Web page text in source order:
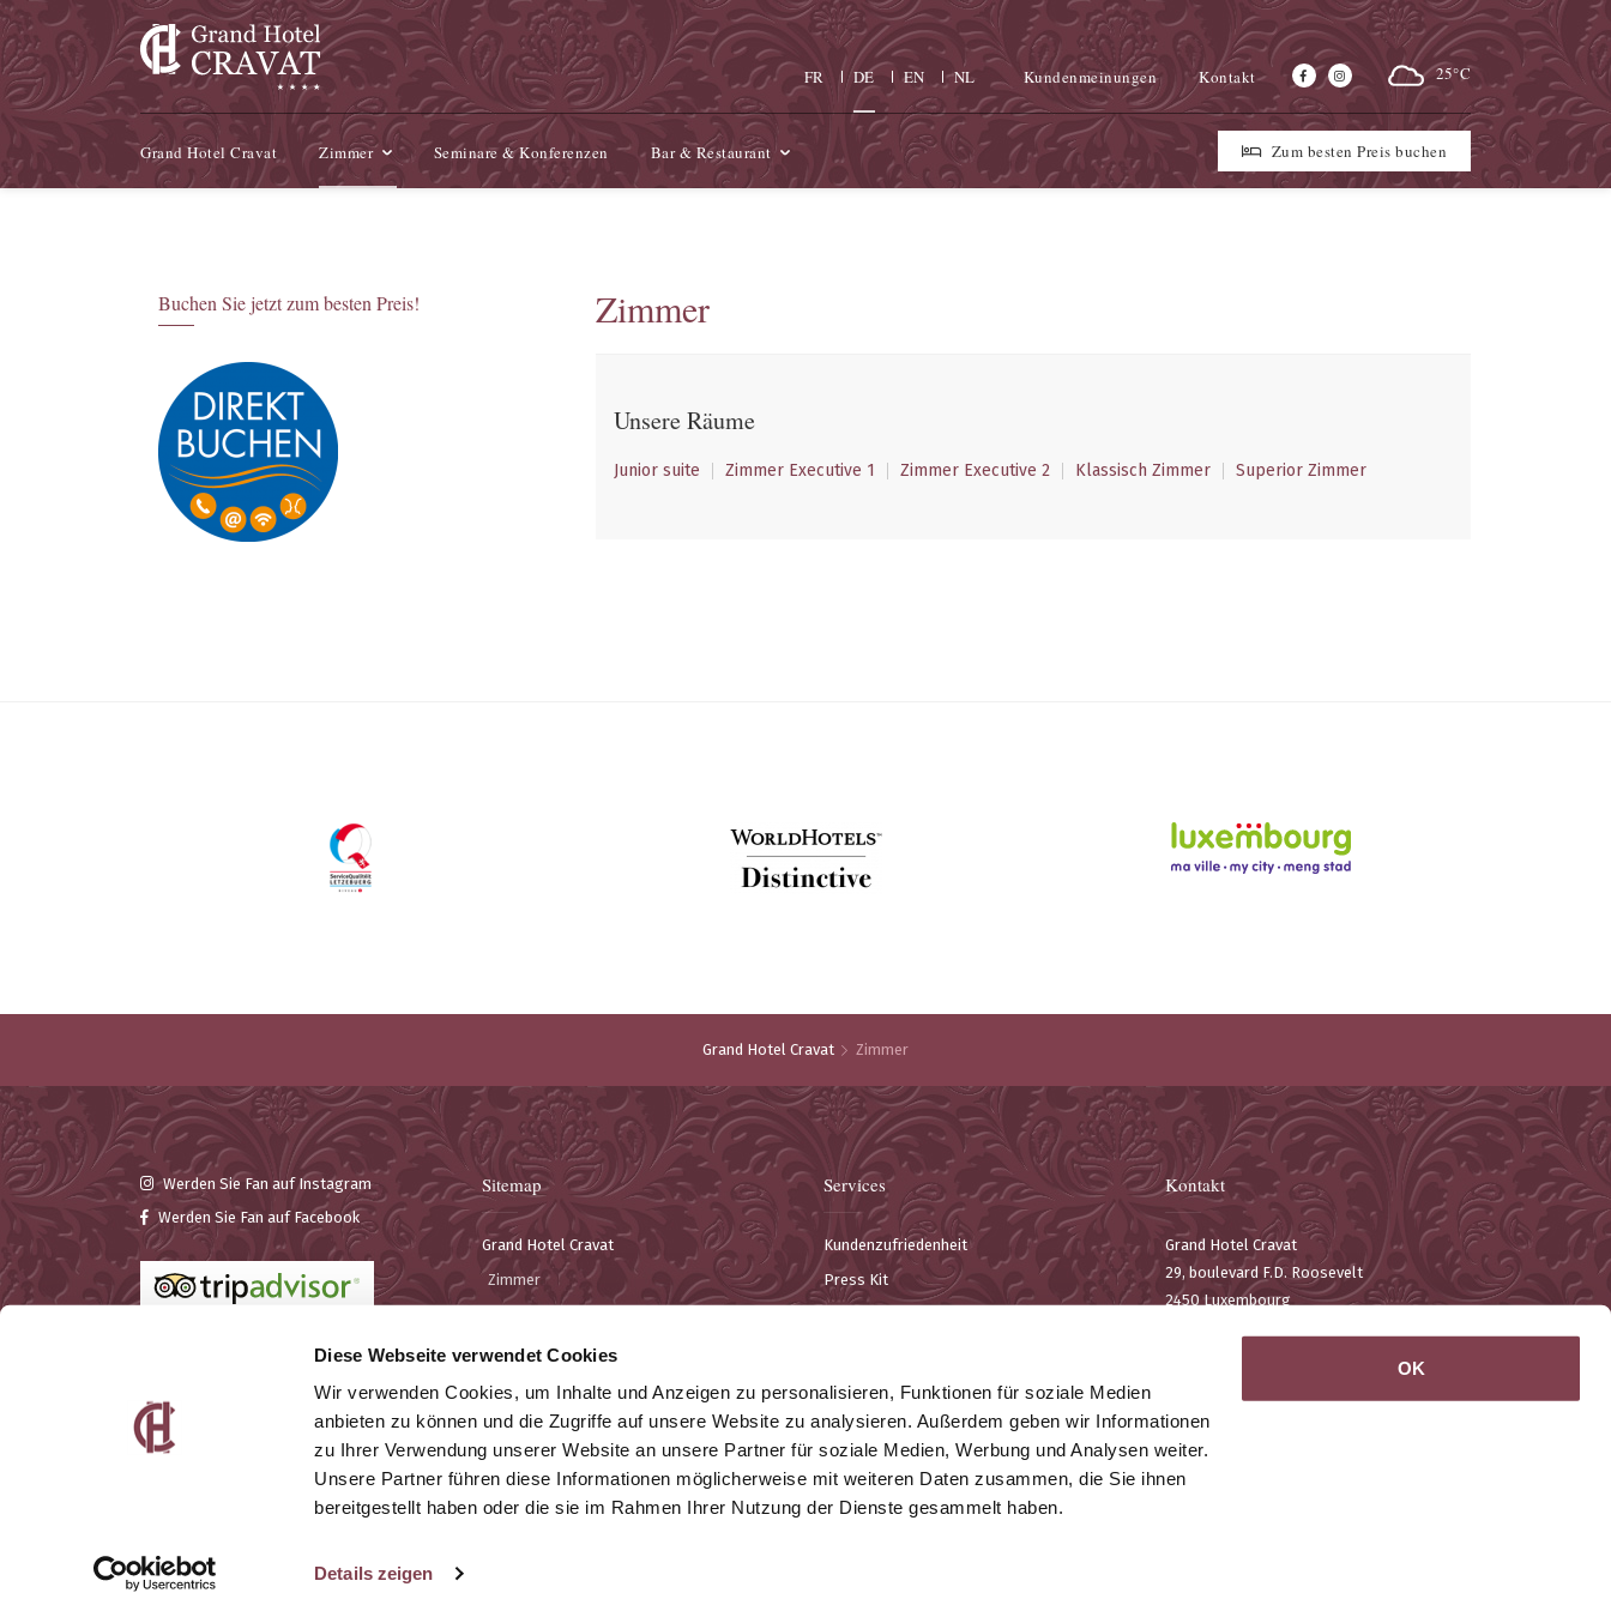
Diese Webseite verwendet Cookies
Wir verwenden Cookies, um Inhalte und Anzeigen zu personalisieren, Funktionen für soziale Medien
anbieten zu können und die Zugriffe auf unsere Website zu analysieren. Außerdem geben wir Informationen
zu Ihrer Verwendung unserer Website an unsere Partner für soziale Medien, Werbung und Analysen weiter.
Unsere Partner führen diese Informationen möglicherweise mit weiteren Daten zusammen, die Sie ihnen
bereitgestellt haben oder die sie im Rahmen Ihrer Nutzung der Dienste gesammelt haben.
Details zeigen
OK
FR DE EN NL Kundenmeinungen Kontakt 25°C
Grand Hotel Cravat Zimmer Seminare & Konferenzen Bar & Restaurant Zum besten Preis buchen
Buchen Sie jetzt zum besten Preis! Zimmer
Unsere Räume
Junior suite Zimmer Executive 1 Zimmer Executive 2 Klassisch Zimmer Superior Zimmer
Grand Hotel Cravat Zimmer
Werden Sie Fan auf Instagram
Werden Sie Fan auf Facebook
Sitemap
Grand Hotel Cravat
Zimmer
Bar & Restaurant
Services
Kundenzufriedenheit
Press Kit
Kontakt
Grand Hotel Cravat
29, boulevard F.D. Roosevelt
2450 Luxembourg
Google Maps
Datenschutzbestimmungen